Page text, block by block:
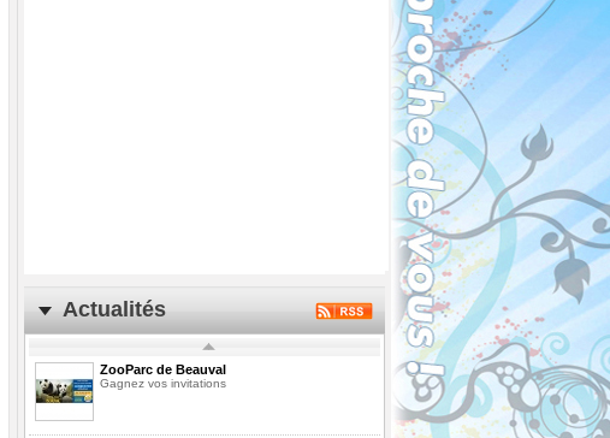
Actualités
ZooParc de Beauval
Gagnez vos invitations